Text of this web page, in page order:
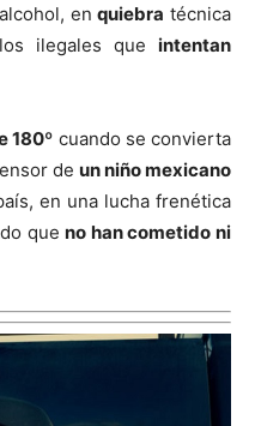
enquiebra técnica
ilegales que intentan
180º cuando se convierta
de un niño mexicano
en una lucha frenética
queno han cometido ni